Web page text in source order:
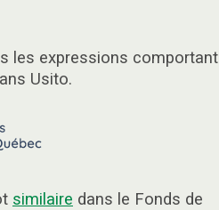
les expressions
Usito.
similaire dans le Fonds de